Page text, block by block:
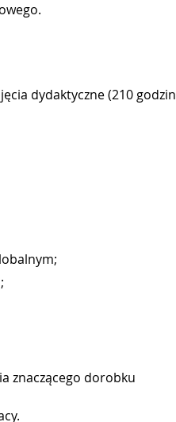
dydaktyczne (210 godzin
znaczącego dorobku